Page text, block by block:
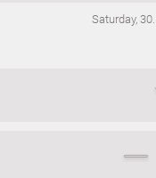
Saturday,